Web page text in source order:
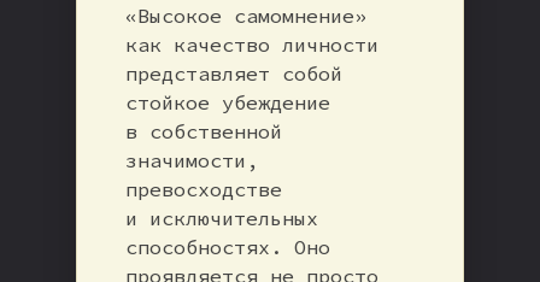
«Высокое самомнение»
как качество личности
представляет собой
стойкое убеждение
в собственной
значимости,
превосходстве
и исключительных
способностях. Оно
проявляется не просто